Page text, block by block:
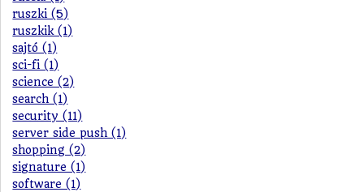
ruszki (5)
ruszkik (1)
sajtó (1)
sci-fi (1)
science (2)
search (1)
security (11)
server side push (1)
shopping (2)
signature (1)
software (1)